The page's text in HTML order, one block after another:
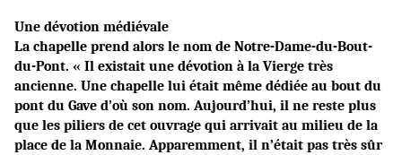
Une dévotion médiévale
La chapelle prend alors le nom de Notre-Dame-du-Bout-
du-Pont. « Il existait une dévotion à la Vierge très
ancienne. Une chapelle lui était même dédiée au bout du
pont du Gave d’où son nom. Aujourd’hui, il ne reste plus
que les piliers de cet ouvrage qui arrivait au milieu de la
place de la Monnaie. Apparemment, il n’était pas très sûr